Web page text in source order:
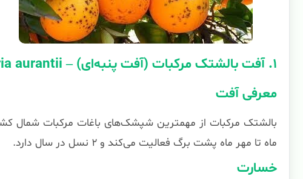
۱. آفت بالشتک مرکبات (آفت پنبه‌ای) – Pulvinaria aurantii
معرفی آفت
بالشتک مرکبات از مهمترین شپشک‌های باغات مرکبات شمال
ماه تا مهر ماه پشت برگ فعالیت می‌کند و ۲ نسل در سال دارد.
خسارت